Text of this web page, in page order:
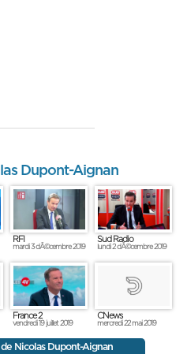
Dupont-Aignan
RFI
mardi 3 dÃ©cembre 2019
Sud Radio
lundi 2 dÃ©cembre 2019
France 2
vendredi 19 juillet 2019
CNews
mercredi 22 mai 2019
Nicolas Dupont-Aignan